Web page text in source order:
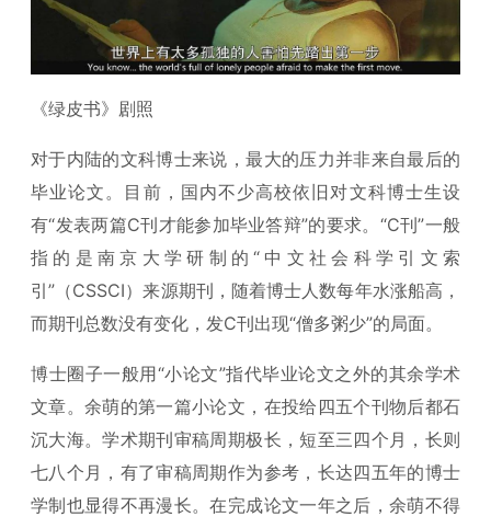
《绿皮书》剧照
对于内陆的文科博士来说，最大的压力并非来自最后的
毕业论文。目前，国内不少高校依旧对文科博士生设
有“发表两篇C刊才能参加毕业答辩”的要求。“C刊”一般
指的是南京大学研制的“中文社会科学引文索
引”（CSSCI）来源期刊，随着博士人数每年水涨船高，
而期刊总数没有变化，发C刊出现“僧多粥少”的局面。
博士圈子一般用“小论文”指代毕业论文之外的其余学术
文章。余萌的第一篇小论文，在投给四五个刊物后都石
沉大海。学术期刊审稿周期极长，短至三四个月，长则
七八个月，有了审稿周期作为参考，长达四五年的博士
学制也显得不再漫长。在完成论文一年之后，余萌不得